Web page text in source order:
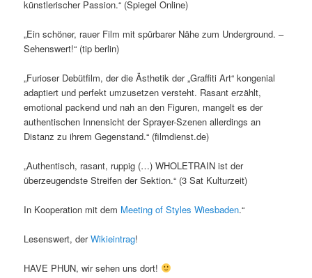
künstlerischer Passion.“ (Spiegel Online)
„Ein schöner, rauer Film mit spürbarer Nähe zum Underground. –
Sehenswert!“ (tip berlin)
„Furioser Debütfilm, der die Ästhetik der „Graffiti Art“ kongenial
adaptiert und perfekt umzusetzen versteht. Rasant erzählt,
emotional packend und nah an den Figuren, mangelt es der
authentischen Innensicht der Sprayer-Szenen allerdings an
Distanz zu ihrem Gegenstand.“ (filmdienst.de)
„Authentisch, rasant, ruppig (…) WHOLETRAIN ist der
überzeugendste Streifen der Sektion.“ (3 Sat Kulturzeit)
In Kooperation mit dem Meeting of Styles Wiesbaden.“
Lesenswert, derWikieintrag!
HAVE PHUN, wir sehen uns dort!